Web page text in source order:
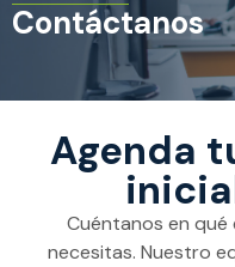
Contáctanos
Agenda
Cuéntanos en
necesitas. Nuestro